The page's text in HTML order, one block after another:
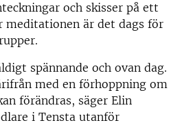
och skisser på ett
meditationen är det dags för
spännande och ovan dag.
med en förhoppning om
förändras, säger Elin
i Tensta utanför